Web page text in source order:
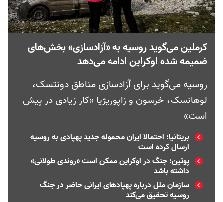
کرملین می‌گوید روسیه به «آزادسازی» بخش‌های
ضمیمه شده اوکراین ادامه می‌دهد
روسیه می‌گوید برای آزادسازی مناطق دونتسک،
لوهانسک، خرسون و زاپوریژیا «کار زیادی در پیش
است»
بریتانیا: احتمالا ایران محموله جدید پهپادی به روسیه
ارسال کرده است
پوتین: جنگ در اوکراین ممکن است «روندی طولانی»
داشته باشد
سازمان ملل درباره پهپادهای ایرانی حاضر در جنگ
روسیه تحقیق می‌کند